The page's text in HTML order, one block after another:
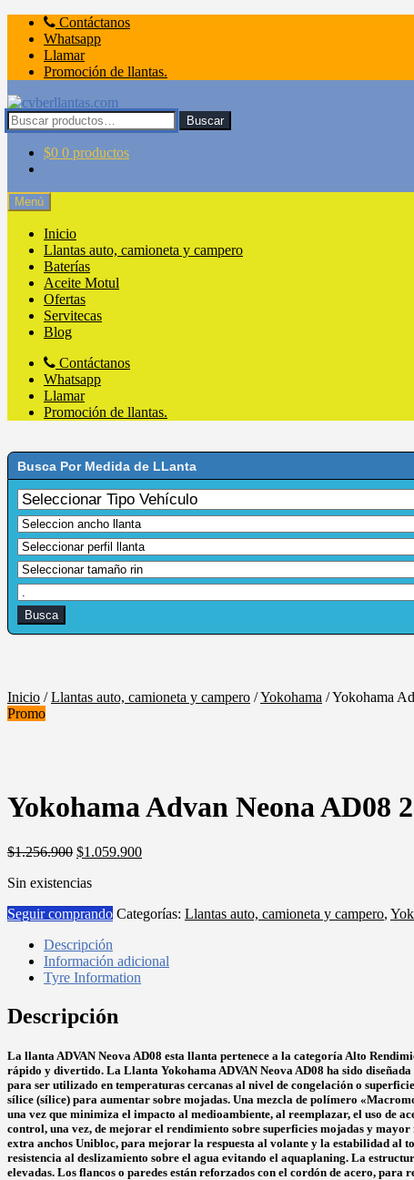
navegación
contenido
Contáctanos
Whatsapp
Llamar
Promoción de llantas.
Buscar
por:
Buscar
$0 0 productos
Menú
Inicio
Llantas auto, camioneta y campero
Baterías
Aceite Motul
Ofertas
Servitecas
Blog
Contáctanos
Whatsapp
Llamar
Promoción de llantas.
Busca Por Medida de LLanta
Inicio /Llantas auto, camioneta y campero /Yokohama /Yokohama
Promo
Yokohama Advan Neona AD08
$1.256.900 El
original
$1.256.900.
$1.059.900El
$1.059.900.
Sin existencias
Seguir comprando Categorías: Llantas auto, camioneta y campero,
Descripción
Información adicional
Tyre Information
Descripción
La llanta ADVAN Neova AD08 esta llanta pertenece a la categoría Alto
rápido y divertido. La Llanta Yokohama ADVAN Neova AD08 ha sido
para ser utilizado en temperaturas cercanas al nivel de congelación o
sílice (sílice) para aumentar sobre mojadas. Una mezcla de polímero
una vez que minimiza el impacto al medioambiente, al reemplazar, el uso de
control, una vez, de mejorar el rendimiento sobre superficies mojadas y
extra anchos Unibloc, para mejorar la respuesta al volante y la estabilidad al
resistencia al deslizamiento sobre el agua evitando el aquaplaning. La
elevadas. Los flancos o paredes están reforzados con el cordón de acero,